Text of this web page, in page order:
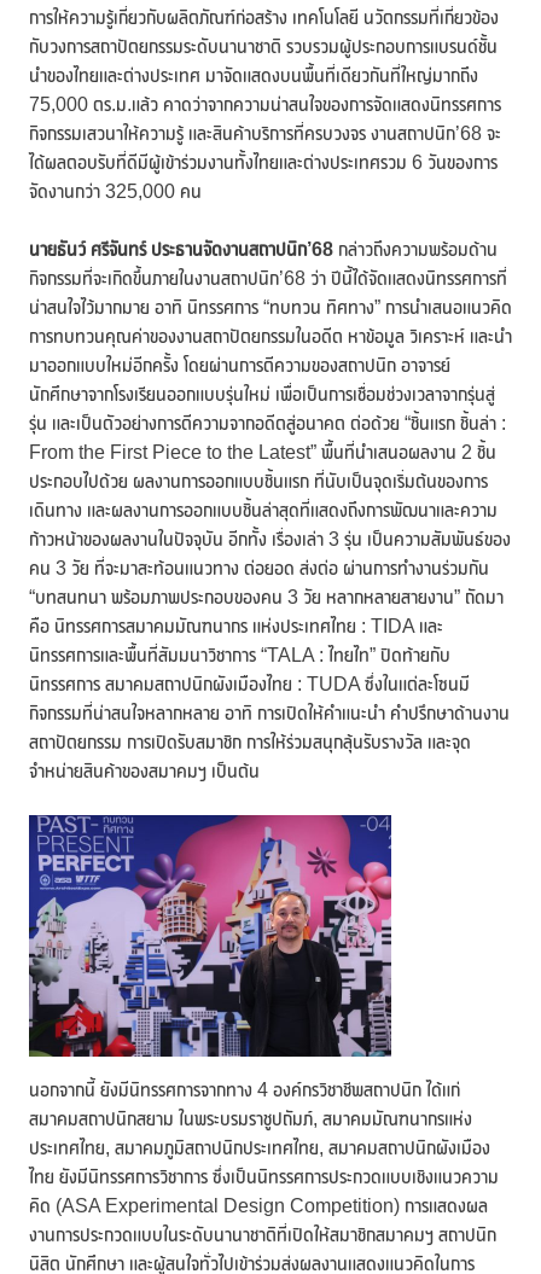
การให้ความรู้เกี่ยวกับผลิตภัณฑ์ก่อสร้าง เทคโนโลยี นวัตกรรมที่เกี่ยวข้อง
กับวงการสถาปัตยกรรมระดับนานาชาติ รวบรวมผู้ประกอบการแบรนด์ชั้น
นำของไทยและต่างประเทศ มาจัดแสดงบนพื้นที่เดียวกันที่ใหญ่มากถึง
75,000 ตร.ม.แล้ว คาดว่าจากความน่าสนใจของการจัดแสดงนิทรรศการ
กิจกรรมเสวนาให้ความรู้ และสินค้าบริการที่ครบวงจร งานสถาปนิก’68 จะ
ได้ผลตอบรับที่ดีมีผู้เข้าร่วมงานทั้งไทยและต่างประเทศรวม 6 วันของการ
จัดงานกว่า 325,000 คน
นายธันว์ ศรีจันทร์ ประธานจัดงานสถาปนิก’68 กล่าวถึงความพร้อมด้าน
กิจกรรมที่จะเกิดขึ้นภายในงานสถาปนิก’68 ว่า ปีนี้ได้จัดแสดงนิทรรศการที่
น่าสนใจไว้มากมาย อาทิ นิทรรศการ “ทบทวน ทิศทาง” การนำเสนอแนวคิด
การทบทวนคุณค่าของงานสถาปัตยกรรมในอดีต หาข้อมูล วิเคราะห์ และนำ
มาออกแบบใหม่อีกครั้ง โดยผ่านการตีความของสถาปนิก อาจารย์
นักศึกษาจากโรงเรียนออกแบบรุ่นใหม่ เพื่อเป็นการเชื่อมช่วงเวลาจากรุ่นสู่
รุ่น และเป็นตัวอย่างการตีความจากอดีตสู่อนาคต ต่อด้วย “ชิ้นแรก ชิ้นล่า :
From the First Piece to the Latest” พื้นที่นำเสนอผลงาน 2 ชิ้น
ประกอบไปด้วย ผลงานการออกแบบชิ้นแรก ที่นับเป็นจุดเริ่มต้นของการ
เดินทาง และผลงานการออกแบบชิ้นล่าสุดที่แสดงถึงการพัฒนาและความ
ก้าวหน้าของผลงานในปัจจุบัน ​อีกทั้ง เรื่องเล่า 3 รุ่น เป็นความสัมพันธ์ของ
คน 3 วัย ที่จะมาสะท้อนแนวทาง ต่อยอด ส่งต่อ ผ่านการทำงานร่วมกัน
“บทสนทนา พร้อมภาพประกอบของคน 3 วัย หลากหลายสายงาน” ถัดมา
คือ นิทรรศการสมาคมมัณฑนากร แห่งประเทศไทย : TIDA และ
นิทรรศการและพื้นที่สัมมนาวิชาการ “TALA : ไทยไท” ปิดท้ายกับ
นิทรรศการ สมาคมสถาปนิกผังเมืองไทย : TUDA ซึ่งในแต่ละโซนมี
กิจกรรมที่น่าสนใจหลากหลาย อาทิ การเปิดให้คำแนะนำ คำปรึกษาด้านงาน
สถาปัตยกรรม การเปิดรับสมาชิก การให้ร่วมสนุกลุ้นรับรางวัล และจุด
จำหน่ายสินค้าของสมาคมฯ เป็นต้น
นอกจากนี้ ยังมีนิทรรศการจากทาง 4 องค์กรวิชาชีพสถาปนิก ได้แก่
สมาคมสถาปนิกสยาม ในพระบรมราชูปถัมภ์, สมาคมมัณฑนากรแห่ง
ประเทศไทย, สมาคมภูมิสถาปนิกประเทศไทย, สมาคมสถาปนิกผังเมือง
ไทย ยังมีนิทรรศการวิชาการ ซึ่งเป็นนิทรรศการประกวดแบบเชิงแนวความ
คิด (ASA Experimental Design Competition) การแสดงผล
งานการประกวดแบบในระดับนานาชาติที่เปิดให้สมาชิกสมาคมฯ สถาปนิก
นิสิต นักศึกษา และผู้สนใจทั่วไปเข้าร่วมส่งผลงานแสดงแนวคิดในการ